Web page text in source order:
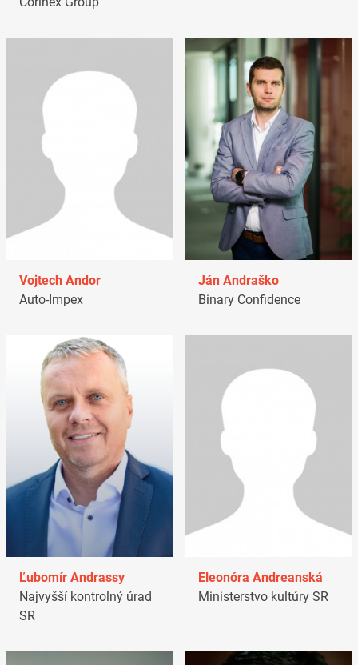
Vojtech Andor
Auto-Impex
Ján Andraško
Binary Confidence
Ľubomír Andrassy
Najvyšší kontrolný úrad
SR
Eleonóra Andreanská
Ministerstvo kultúry SR